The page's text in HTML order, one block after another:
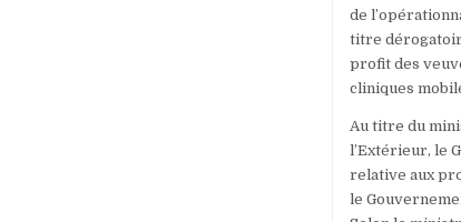
de
titre
profit des
cliniques
Au titre du
l’Extérieur, le
relative aux
le